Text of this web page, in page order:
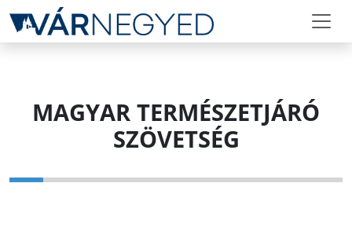
MAGYAR TERMÉSZETJÁRÓ
SZÖVETSÉG